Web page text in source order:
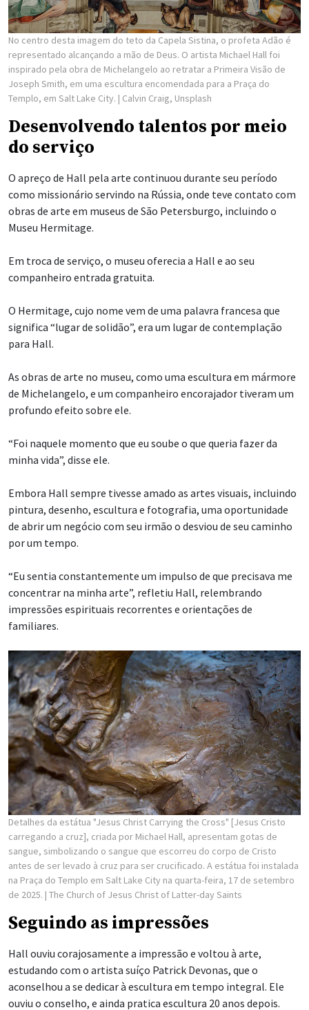
No centro desta imagem do teto da Capela Sistina, o profeta Adão é
representado alcançando a mão de Deus. O artista Michael Hall foi
inspirado pela obra de Michelangelo ao retratar a Primeira Visão de
Joseph Smith, em uma escultura encomendada para a Praça do
Templo, em Salt Lake City. | Calvin Craig, Unsplash
Desenvolvendo talentos por meio
do serviço
O apreço de Hall pela arte continuou durante seu período
como missionário servindo na Rússia, onde teve contato com
obras de arte em museus de São Petersburgo, incluindo o
Museu Hermitage.
Em troca de serviço, o museu oferecia a Hall e ao seu
companheiro entrada gratuita.
O Hermitage, cujo nome vem de uma palavra francesa que
significa “lugar de solidão”, era um lugar de contemplação
para Hall.
As obras de arte no museu, como uma escultura em mármore
de Michelangelo, e um companheiro encorajador tiveram um
profundo efeito sobre ele.
“Foi naquele momento que eu soube o que queria fazer da
minha vida”, disse ele.
Embora Hall sempre tivesse amado as artes visuais, incluindo
pintura, desenho, escultura e fotografia, uma oportunidade
de abrir um negócio com seu irmão o desviou de seu caminho
por um tempo.
“Eu sentia constantemente um impulso de que precisava me
concentrar na minha arte”, refletiu Hall, relembrando
impressões espirituais recorrentes e orientações de
familiares.
Detalhes da estátua "Jesus Christ Carrying the Cross" [Jesus Cristo
carregando a cruz], criada por Michael Hall, apresentam gotas de
sangue, simbolizando o sangue que escorreu do corpo de Cristo
antes de ser levado à cruz para ser crucificado. A estátua foi instalada
na Praça do Templo em Salt Lake City na quarta-feira, 17 de setembro
de 2025. | The Church of Jesus Christ of Latter-day Saints
Seguindo as impressões
Hall ouviu corajosamente a impressão e voltou à arte,
estudando com o artista suíço Patrick Devonas, que o
aconselhou a se dedicar à escultura em tempo integral. Ele
ouviu o conselho, e ainda pratica escultura 20 anos depois.